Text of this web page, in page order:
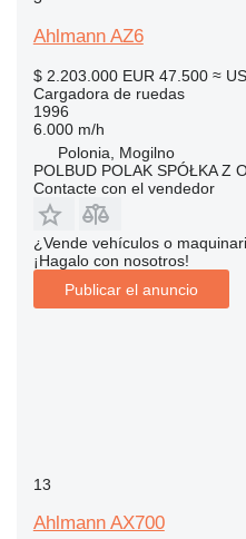
Ahlmann AZ6
$ 2.203.000 EUR 47.500 ≈
Cargadora de ruedas
1996
6.000 m/h
Polonia, Mogilno
POLBUD POLAK SPÓŁKA Z
Contacte con el vendedor
¿Vende vehículos o
¡Hagalo con nosotros!
Publicar el anuncio
13
Ahlmann AX700